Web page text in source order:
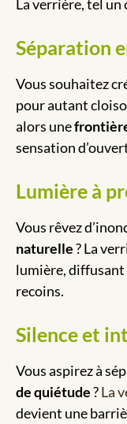
La verrière, tel un
Séparation
Vous souhaitez
pour autant
alors une
sensation
Lumière à
Vous rêvez
naturelle? La
lumière, diffusant
recoins.
Silence et
Vous aspirez à
de quiétude?La
devient une